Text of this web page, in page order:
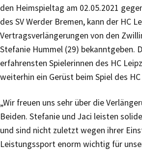
den Heimspieltag am 02.05.2021
des SV Werder Bremen, kann der HC
Vertragsverlängerungen von den
Stefanie Hummel (29) bekanntgeben.
erfahrensten Spielerinnen des HC
weiterhin ein Gerüst beim Spiel des
„Wir freuen uns sehr über die
Beiden. Stefanie und Jaci leisten
und sind nicht zuletzt wegen ihrer
Leistungssport enorm wichtig für